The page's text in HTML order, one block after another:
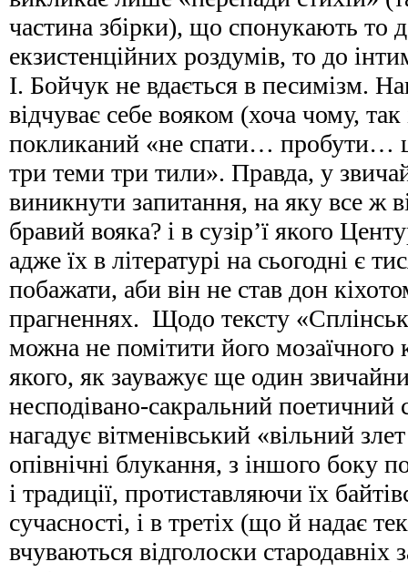
частина збірки), що спонукають то
екзистенційних роздумів, то до
І. Бойчук не вдається в песимізм.
відчуває себе вояком (хоча чому,
покликаний «не спати…
три теми три тили». Правда, у
виникнути запитання, на яку все ж
бравий вояка? і в сузір’ї якого
адже їх в літературі на сьогодні є
побажати, аби він не став дон
прагненнях. Щодо тексту
можна не помітити його мозаїчного
якого, як зауважує ще один
несподівано-сакральний поетичний
нагадує вітменівський «вільний
опівнічні блукання, з іншого боку
і традиції, протиставляючи їх
сучасності, і в третіх (що й надає
вчуваються відголоски стародавніх